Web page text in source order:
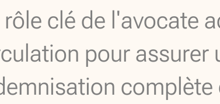
rôle clé de l'avocate
pour assurer
complète